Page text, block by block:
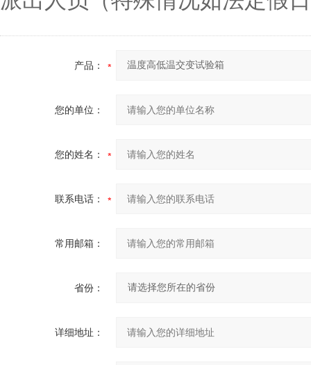
产品：
您的单位：
您的姓名：
联系电话：
常用邮箱：
省份：
详细地址：